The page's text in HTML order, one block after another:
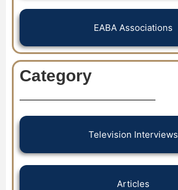
EABA Associations
Category
Television Interviews
Articles